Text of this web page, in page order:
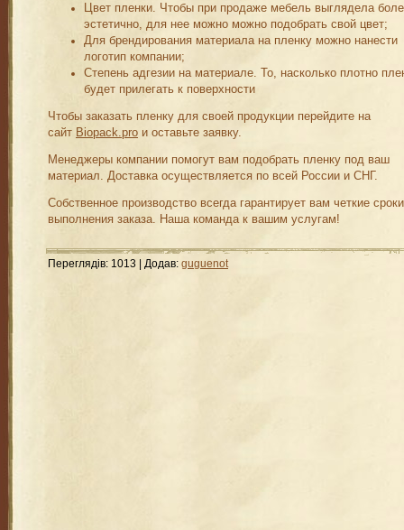
Цвет пленки. Чтобы при продаже мебель выглядела
эстетично, для нее можно можно подобрать свой цвет;
Для брендирования материала на пленку можно нанести
логотип компании;
Степень адгезии на материале. То, насколько плотно
будет прилегать к поверхности
Чтобы заказать пленку для своей продукции перейдите на
сайт Biopack.pro и оставьте заявку.
Менеджеры компании помогут вам подобрать пленку под ваш
материал. Доставка осуществляется по всей России и СНГ.
Собственное производство всегда гарантирует вам четкие сроки
выполнения заказа. Наша команда к вашим услугам!
Переглядів: 1013 Додав: guguenot